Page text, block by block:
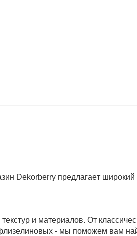
Dekorberry предлагает широкий
и материалов. От
- мы поможем вам